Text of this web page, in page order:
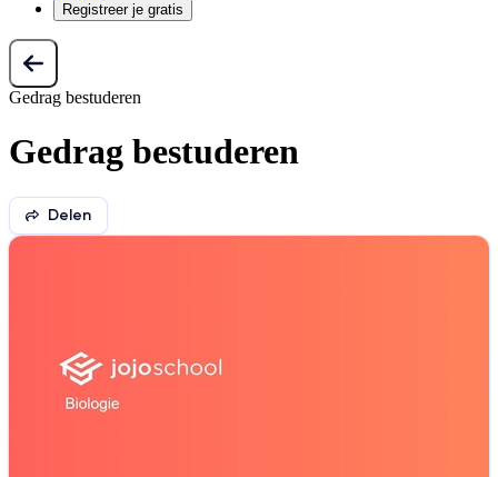
Registreer je gratis
Gedrag bestuderen
Gedrag bestuderen
Delen